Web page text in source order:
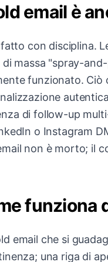
email è
fatto con disciplina.
di massa "spray-
funzionato. Ciò
di follow-up
o Instagram
non è morto; il
funziona
email che si
una riga di